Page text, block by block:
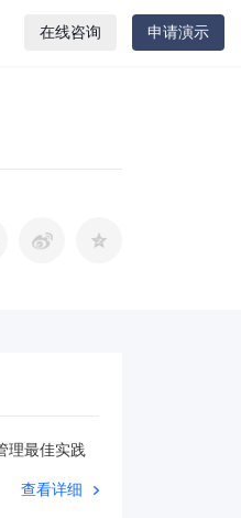
在线咨询 申请演示
理最佳实践
查看详细